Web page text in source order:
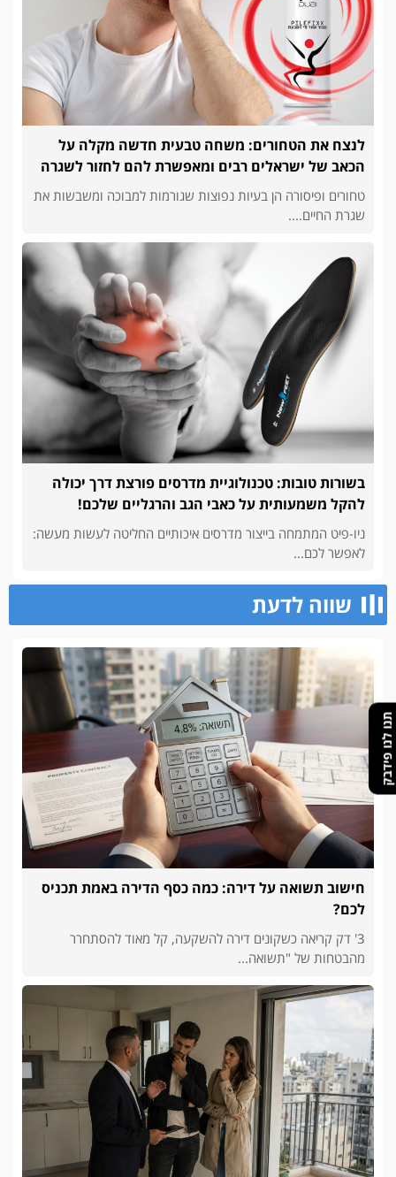
תנו לנו פידבק
לנצח את הטחורים: משחה טבעית חדשה מקלה על
הכאב של ישראלים רבים ומאפשרת להם לחזור לשגרה
טחורים ופיסורה הן בעיות נפוצות שגורמות למבוכה ומשבשות את
שגרת החיים....
בשורות טובות: טכנולוגיית מדרסים פורצת דרך יכולה
להקל משמעותית על כאבי הגב והרגליים שלכם!
ניו-פיט המתמחה בייצור מדרסים איכותיים החליטה לעשות מעשה:
לאפשר לכם...
שווה לדעת
חישוב תשואה על דירה: כמה כסף הדירה באמת תכניס
לכם?
3' דק קריאה כשקונים דירה להשקעה, קל מאוד להסתחרר
מהבטחות של "תשואה...